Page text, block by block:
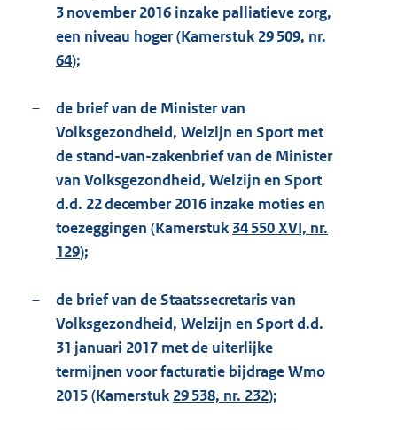
3 november 2016 inzake palliatieve zorg,
een niveau hoger (Kamerstuk 29 509, nr.
64);
–
de brief van de Minister van
Volksgezondheid, Welzijn en Sport met
de stand-van-zakenbrief van de Minister
van Volksgezondheid, Welzijn en Sport
d.d. 22 december 2016 inzake moties en
toezeggingen (Kamerstuk 34 550 XVI, nr.
129);
–
de brief van de Staatssecretaris van
Volksgezondheid, Welzijn en Sport d.d.
31 januari 2017 met de uiterlijke
termijnen voor facturatie bijdrage Wmo
2015 (Kamerstuk 29 538, nr. 232);